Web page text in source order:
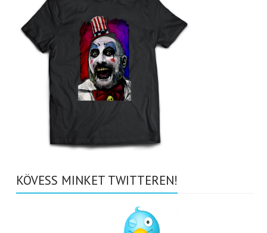
KÖVESS MINKET TWITTEREN!